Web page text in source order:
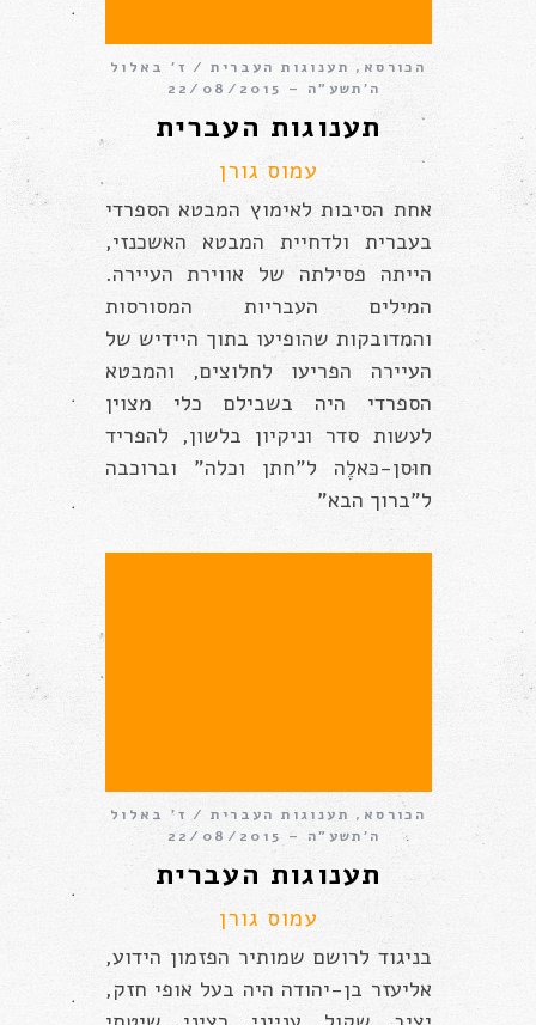
הכורסא , תענוגות העברית
ז׳ באלול
ה׳תשע״ה – 22/08/2015
תענוגות העברית
עמוס גורן
אחת הסיבות לאימוץ המבטא הספרדי
בעברית ולדחיית המבטא האשכנזי,
הייתה פסילתה של אווירת העיירה.
המילים העבריות המסורסות
והמדובקות שהופיעו בתוך היידיש של
העיירה הפריעו לחלוצים, והמבטא
הספרדי היה בשבילם כלי מצוין
לעשות סדר וניקיון בלשון, להפריד
חוּסן-כּאלֶה ל”חתן וכלה” וברוכבה
ל”ברוך הבא”
הכורסא , תענוגות העברית
ז׳ באלול
ה׳תשע״ה – 22/08/2015
תענוגות העברית
עמוס גורן
בניגוד לרושם שמותיר הפזמון הידוע,
אליעזר בן-יהודה היה בעל אופי חזק,